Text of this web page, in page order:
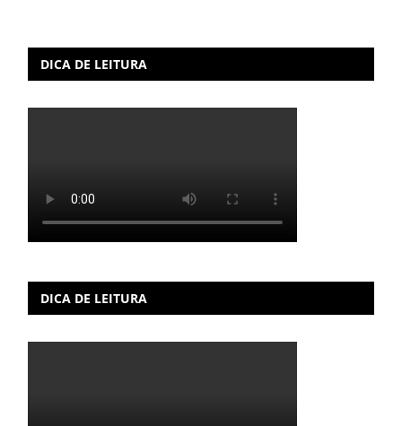
DICA DE LEITURA
DICA DE LEITURA